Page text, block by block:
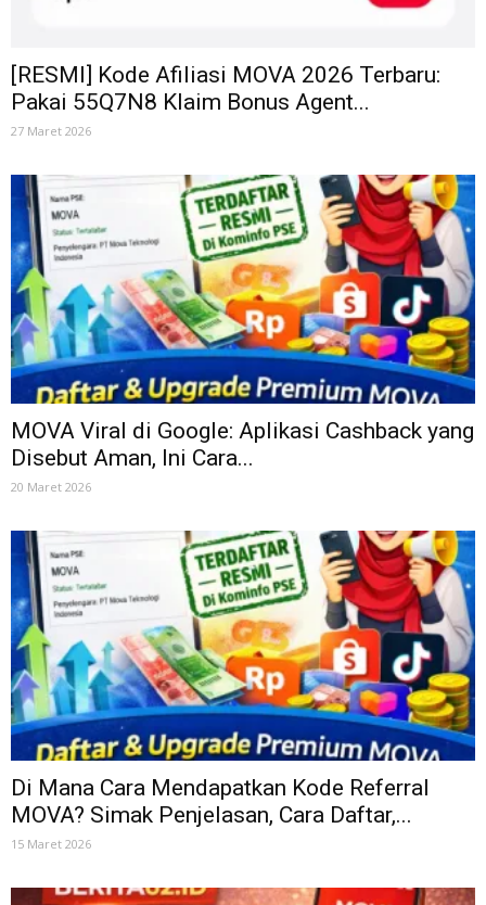
[RESMI] Kode Afiliasi MOVA 2026 Terbaru:
Pakai 55Q7N8 Klaim Bonus Agent...
27 Maret 2026
MOVA Viral di Google: Aplikasi Cashback yang
Disebut Aman, Ini Cara...
20 Maret 2026
Di Mana Cara Mendapatkan Kode Referral
MOVA? Simak Penjelasan, Cara Daftar,...
15 Maret 2026